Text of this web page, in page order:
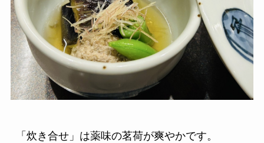
「炊き合せ」は薬味の茗荷が爽やかです。